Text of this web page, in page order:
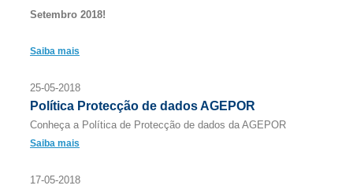
Setembro 2018!
Saiba mais
25-05-2018
Política Protecção de dados AGEPOR
Conheça a Política de Protecção de dados da AGEPOR
Saiba mais
17-05-2018